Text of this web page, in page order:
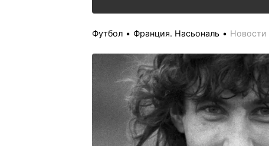
Футбол Франция. Насьональ Новости